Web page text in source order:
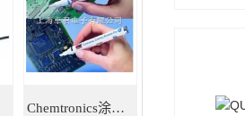
Chemtronics涂层笔